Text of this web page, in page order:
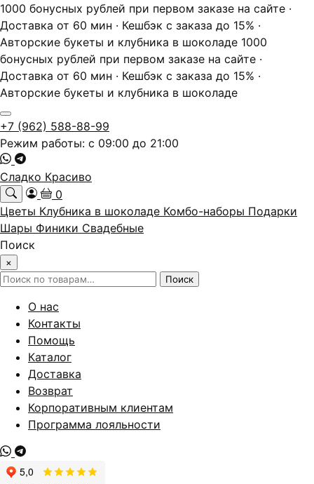
1000 бонусных рублей при первом заказе на сайте ·
Доставка от 60 мин · Кешбэк с заказа до 15% ·
Авторские букеты и клубника в шоколаде 1000
бонусных рублей при первом заказе на сайте ·
Доставка от 60 мин · Кешбэк с заказа до 15% ·
Авторские букеты и клубника в шоколаде
+7 (962) 588-88-99
Режим работы: с 09:00 до 21:00
Сладко Красиво
0
Цветы Клубника в шоколаде Комбо-наборы Подарки
Шары Финики Свадебные
Поиск
×
Искать: Поиск
О нас
Контакты
Помощь
Каталог
Доставка
Возврат
Корпоративным клиентам
Программа лояльности